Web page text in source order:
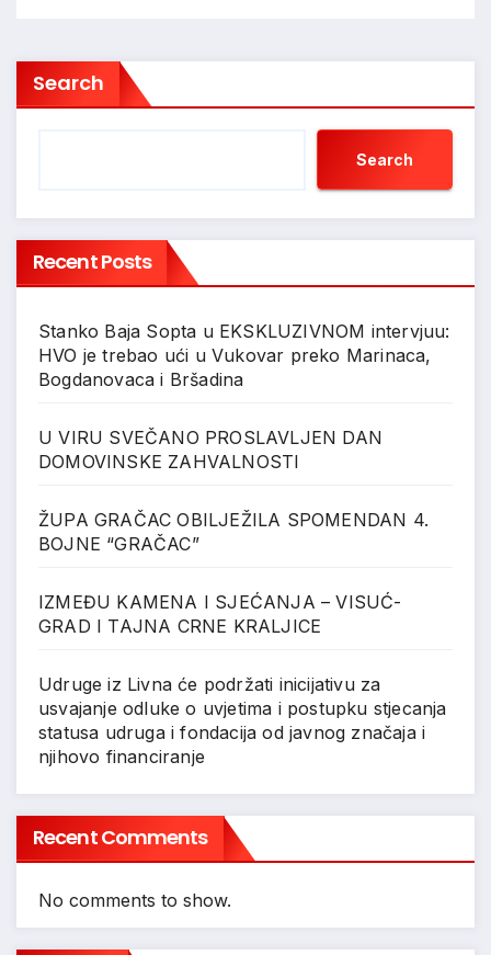
Search
Search
Recent Posts
Stanko Baja Sopta u EKSKLUZIVNOM intervjuu:
HVO je trebao ući u Vukovar preko Marinaca,
Bogdanovaca i Bršadina
U VIRU SVEČANO PROSLAVLJEN DAN
DOMOVINSKE ZAHVALNOSTI
ŽUPA GRAČAC OBILJEŽILA SPOMENDAN 4.
BOJNE “GRAČAC”
IZMEĐU KAMENA I SJEĆANJA – VISUĆ-
GRAD I TAJNA CRNE KRALJICE
Udruge iz Livna će podržati inicijativu za
usvajanje odluke o uvjetima i postupku stjecanja
statusa udruga i fondacija od javnog značaja i
njihovo financiranje
Recent Comments
No comments to show.